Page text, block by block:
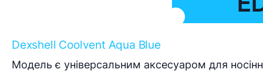
Dexshell Coolvent Aqua Blue
Модель є універсальним аксесуаром для